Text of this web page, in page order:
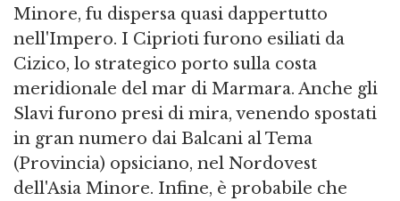
Minore, fu dispersa quasi dappertutto
nell'Impero. I Ciprioti furono esiliati da
Cizico, lo strategico porto sulla costa
meridionale del mar di Marmara. Anche gli
Slavi furono presi di mira, venendo spostati
in gran numero dai Balcani al Tema
(Provincia) opsiciano, nel Nordovest
dell'Asia Minore. Infine, è probabile che